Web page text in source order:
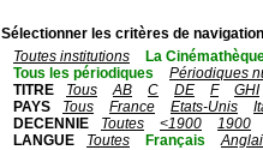
Sélectionner les critères de
Toutes institutions
La
Tous les périodiques
Périodiques
TITRE
Tous AB C DE F
GHI
PAYS
Tous France Etats-Unis
DECENNIE
Toutes <1900
1900
LANGUE
Toutes Français